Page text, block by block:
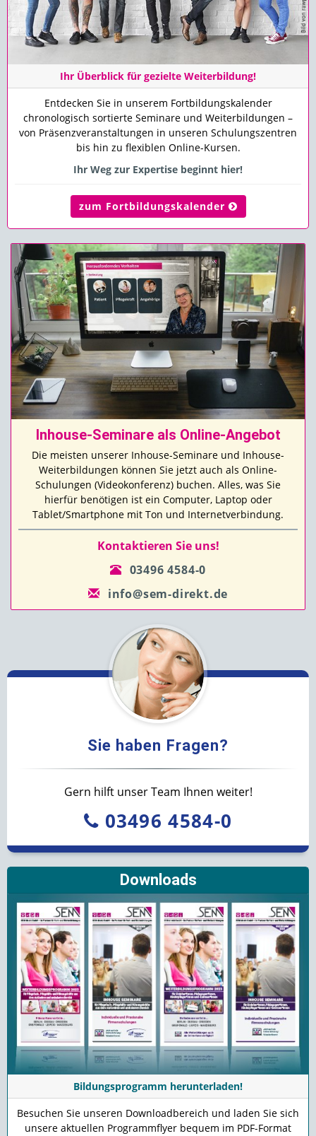
Ihr Überblick für gezielte Weiterbildung!
Entdecken Sie in unserem Fortbildungskalender
chronologisch sortierte Seminare und Weiterbildungen –
von Präsenzveranstaltungen in unseren Schulungszentren
bis hin zu flexiblen Online-Kursen.
Ihr Weg zur Expertise beginnt hier!
zum Fortbildungskalender
Inhouse-Seminare als Online-Angebot
Die meisten unserer Inhouse-Seminare und Inhouse-
Weiterbildungen können Sie jetzt auch als Online-
Schulungen (Videokonferenz) buchen. Alles, was Sie
hierfür benötigen ist ein Computer, Laptop oder
Tablet/Smartphone mit Ton und Internetverbindung.
Kontaktieren Sie uns!
03496 4584-0
info@sem-direkt.de
Sie haben Fragen?
Gern hilft unser Team Ihnen weiter!
03496 4584-0
Downloads
Bildungsprogramm herunterladen!
Besuchen Sie unseren Downloadbereich und laden Sie sich
unsere aktuellen Programmflyer bequem im PDF-Format